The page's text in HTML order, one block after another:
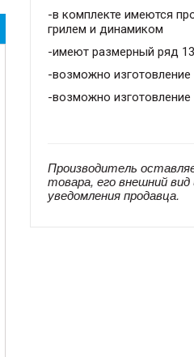
-в комплекте имеются
грилем и динамиком
-имеют размерный ряд
-возможно изготовление
-возможно
Производитель
товара, его внешний
уведомления продавца.